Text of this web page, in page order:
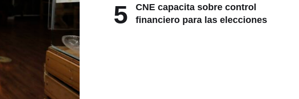
5
CNE capacita sobre control
financiero para las elecciones